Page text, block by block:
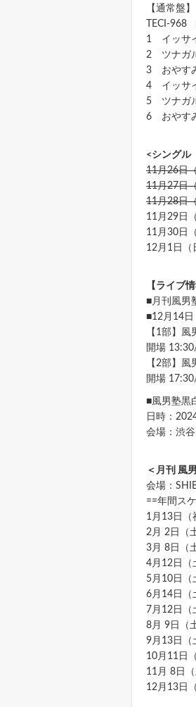
【通常盤】
TECI-968
1 イッサ
2 ツナガ
3 おやす
4 イッサ
5 ツナガ
6 おやす
<シングル
11月26日
11月27日
11月28日
11月29日
11月30日
12月1日（
【ライブ情
■月刊風男
■12月14
【1部】
開場
【2部】風
開場
■風男塾黒
日時：
会場：渋
＜月刊 風
会場：
==年間ス
1月13日（
2月 2日（
3月 8日（
4月12日（
5月10日（
6月14日（
7月12日（
8月 9日（
9月13日（
10月11日
11月 8日（
12月13日